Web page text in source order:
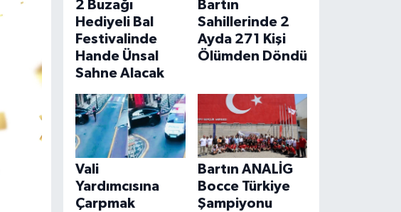
2 Buzağı
Hediyeli Bal
Festivalinde
Hande Ünsal
Sahne Alacak
Bartın
Sahillerinde 2
Ayda 271 Kişi
Ölümden Döndü
Vali
Yardımcısına
Çarpmak
Bartın ANALİG
Bocce Türkiye
Şampiyonu